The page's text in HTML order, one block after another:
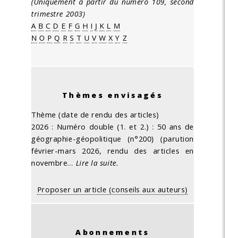
trimestre 2003)
A B C D E F G H I J K L M
N O P Q R S T U V W X Y Z
Thèmes envisagés
Thème (date de rendu des articles)
2026 : Numéro double (1. et 2.) : 50 ans de
géographie-géopolitique (n°200) (parution
février-mars 2026, rendu des articles en
novembre… Lire la suite.
Proposer un article (conseils aux auteurs)
Abonnements